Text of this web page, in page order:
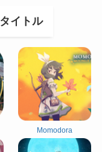
イトル
Momodora